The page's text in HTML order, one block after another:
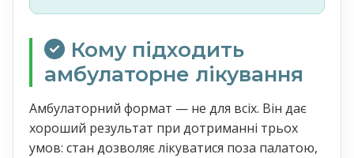
Кому підходить
амбулаторне лікування
Амбулаторний формат — не для всіх. Він дає
хороший результат при дотриманні трьох
умов: стан дозволяє лікуватися поза палатою,